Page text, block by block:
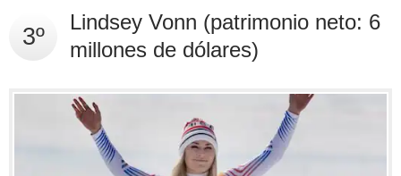
3º
Lindsey Vonn (patrimonio neto: 6
millones de dólares)